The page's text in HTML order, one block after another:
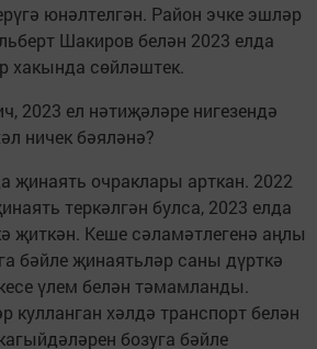
юнәлтелгән. Район эчке эшләр
Шакиров белән 2023 елда
хакында сөйләштек.
2023 ел нәтиҗәләре нигезендә
ничек бәяләнә?
җинаять очраклары арткан. 2022
теркәлгән булса, 2023 елда
җиткән. Кеше сәламәтлегенә аңлы
бәйле җинаятьләр саны дүрткә
үлем белән тәмамланды.
кулланган хәлдә транспорт белән
бозуга бәйле